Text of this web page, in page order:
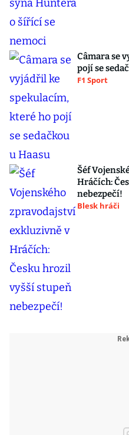
Câmara se
pojí se
F1 Sport
Šéf
Hráčích:
nebezpečí!
Blesk hráči